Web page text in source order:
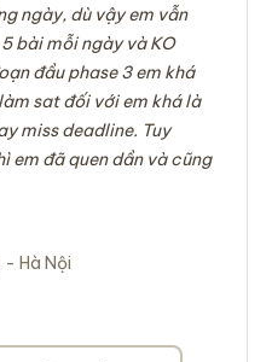
ngày, dù vậy em vẫn
bài mỗi ngày và KO
đầu phase 3 em khá
sat đối với em khá là
miss deadline. Tuy
em đã quen dần và cũng
- Hà Nội